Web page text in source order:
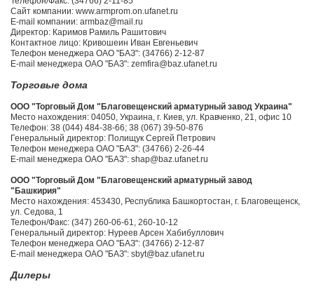
Сайт компании: www.armprom.on.ufanet.ru
E-mail компании: armbaz@mail.ru
Директор: Каримов Рамиль Рашитович
Контактное лицо: Кривошеин Иван Евгеньевич
Телефон менеджера ОАО "БАЗ": (34766) 2-12-87
E-mail менеджера ОАО "БАЗ": zemfira@baz.ufanet.ru
Торговые дома
ООО "Торговый Дом "Благовещенский арматурный завод Украина"
Место нахождения: 04050, Украина, г. Киев, ул. Кравченко, 21, офис 10
Телефон: 38 (044) 484-38-66; 38 (067) 39-50-876
Генеральный директор: Полищук Сергей Петрович
Телефон менеджера ОАО "БАЗ": (34766) 2-26-44
E-mail менеджера ОАО "БАЗ": shap@baz.ufanet.ru
ООО "Торговый Дом "Благовещенский арматурный завод
"Башкирия"
Место нахождения: 453430, Республика Башкортостан, г. Благовещенск,
ул. Седова, 1
Телефон/Факс: (347) 260-06-61, 260-10-12
Генеральный директор: Нуреев Арсен Хабибуллович
Телефон менеджера ОАО "БАЗ": (34766) 2-12-87
E-mail менеджера ОАО "БАЗ": sbyt@baz.ufanet.ru
Дилеры